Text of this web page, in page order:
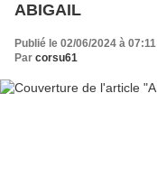
ABIGAIL
Publié le 02/06/2024 à 07:11
Par corsu61